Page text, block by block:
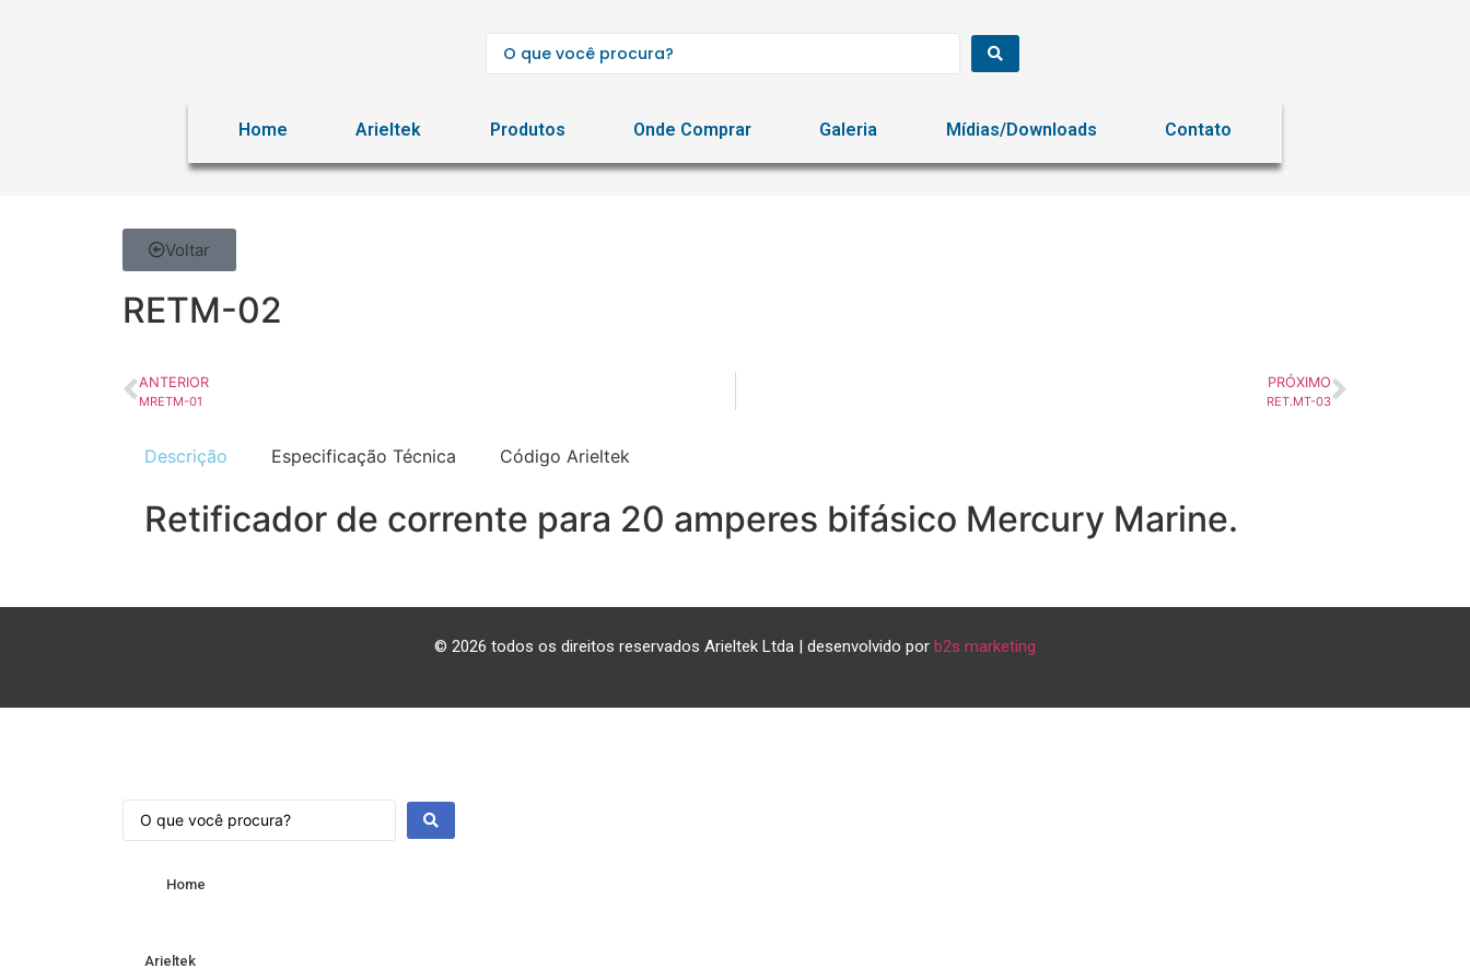
Home Arieltek Produtos Onde Comprar Galeria Mídias/Downloads Contato
Voltar
RETM-02
ANTERIOR
MRETM-01
PRÓXIMO
RET.MT-03
Descrição Especificação Técnica Código Arieltek
Retificador de corrente para 20 amperes bifásico Mercury Marine.
© 2026 todos os direitos reservados Arieltek Ltda | desenvolvido por b2s marketing
Home
Arieltek